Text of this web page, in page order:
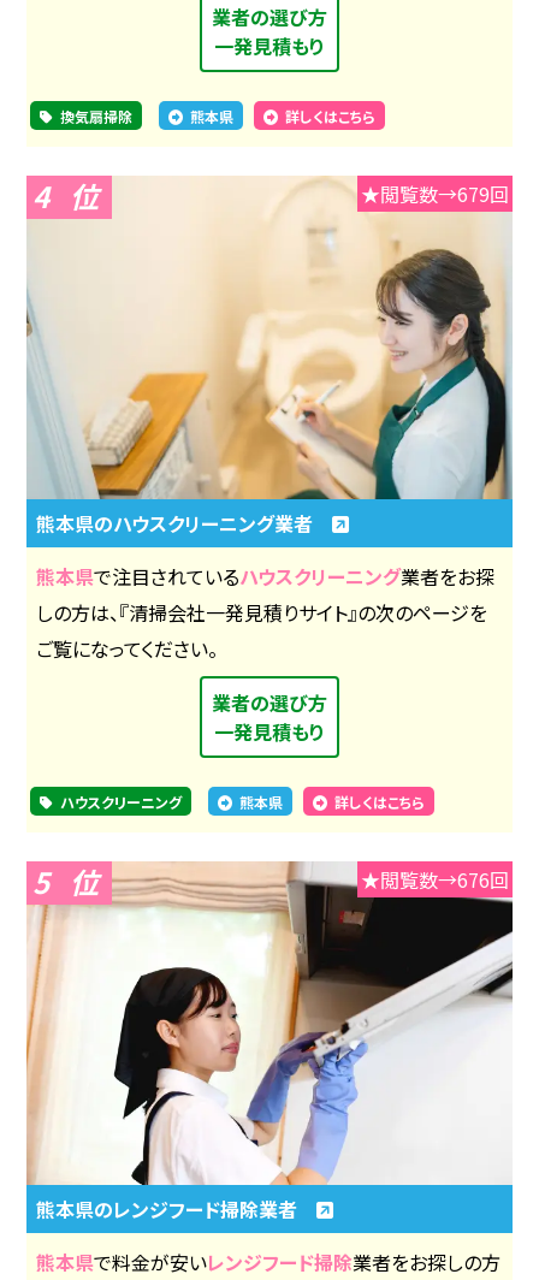
業者の選び方
一発見積もり
換気扇掃除 熊本県 詳しくはこちら
4 ★閲覧数→679回
熊本県のハウスクリーニング業者
熊本県で注目されているハウスクリーニング業者をお探
しの方は、『清掃会社一発見積りサイト』の次のページを
ご覧になってください。
業者の選び方
一発見積もり
ハウスクリーニング 熊本県 詳しくはこちら
5 ★閲覧数→676回
熊本県のレンジフード掃除業者
熊本県で料金が安いレンジフード掃除業者をお探しの方